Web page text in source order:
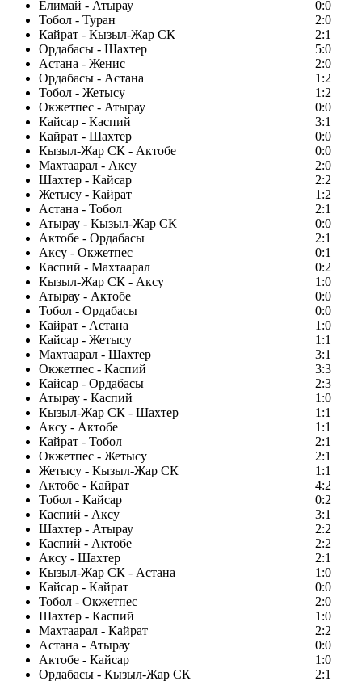
Елимай - Атырау
0:0
Тобол - Туран
2:0
Кайрат - Кызыл-Жар СК
2:1
Ордабасы - Шахтер
5:0
Астана - Женис
2:0
Ордабасы - Астана
1:2
Тобол - Жетысу
1:2
Окжетпес - Атырау
0:0
Кайсар - Каспий
3:1
Кайрат - Шахтер
0:0
Кызыл-Жар СК - Актобе
0:0
Махтаарал - Аксу
2:0
Шахтер - Кайсар
2:2
Жетысу - Кайрат
1:2
Астана - Тобол
2:1
Атырау - Кызыл-Жар СК
0:0
Актобе - Ордабасы
2:1
Аксу - Окжетпес
0:1
Каспий - Махтаарал
0:2
Кызыл-Жар СК - Аксу
1:0
Атырау - Актобе
0:0
Тобол - Ордабасы
0:0
Кайрат - Астана
1:0
Кайсар - Жетысу
1:1
Махтаарал - Шахтер
3:1
Окжетпес - Каспий
3:3
Кайсар - Ордабасы
2:3
Атырау - Каспий
1:0
Кызыл-Жар СК - Шахтер
1:1
Аксу - Актобе
1:1
Кайрат - Тобол
2:1
Окжетпес - Жетысу
2:1
Жетысу - Кызыл-Жар СК
1:1
Актобе - Кайрат
4:2
Тобол - Кайсар
0:2
Каспий - Аксу
3:1
Шахтер - Атырау
2:2
Каспий - Актобе
2:2
Аксу - Шахтер
2:1
Кызыл-Жар СК - Астана
1:0
Кайсар - Кайрат
0:0
Тобол - Окжетпес
2:0
Шахтер - Каспий
1:0
Махтаарал - Кайрат
2:2
Астана - Атырау
0:0
Актобе - Кайсар
1:0
Ордабасы - Кызыл-Жар СК
2:1